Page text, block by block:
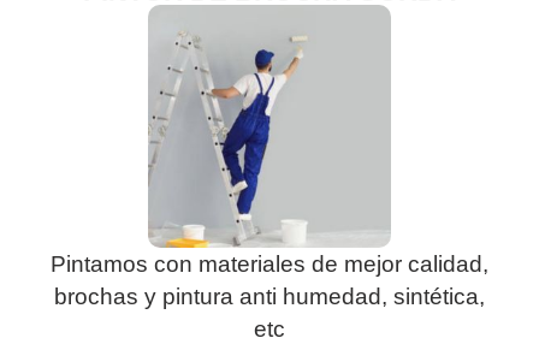
Pintamos con materiales de mejor calidad,
brochas y pintura anti humedad, sintética,
etc